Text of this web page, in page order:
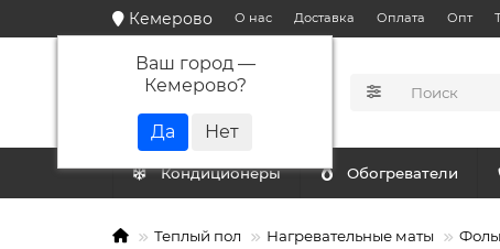
Кемерово
Ваш город —
Кемерово?
О нас Доставка Оплата Опт
КАТАЛОГ
Кондиционеры Обогреватели
Теплый пол Нагревательные маты